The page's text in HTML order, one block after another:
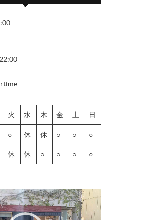
火 水 木 金 土 日
○ 休 休 ○ ○ ○
休 休 ○ ○ ○ ○